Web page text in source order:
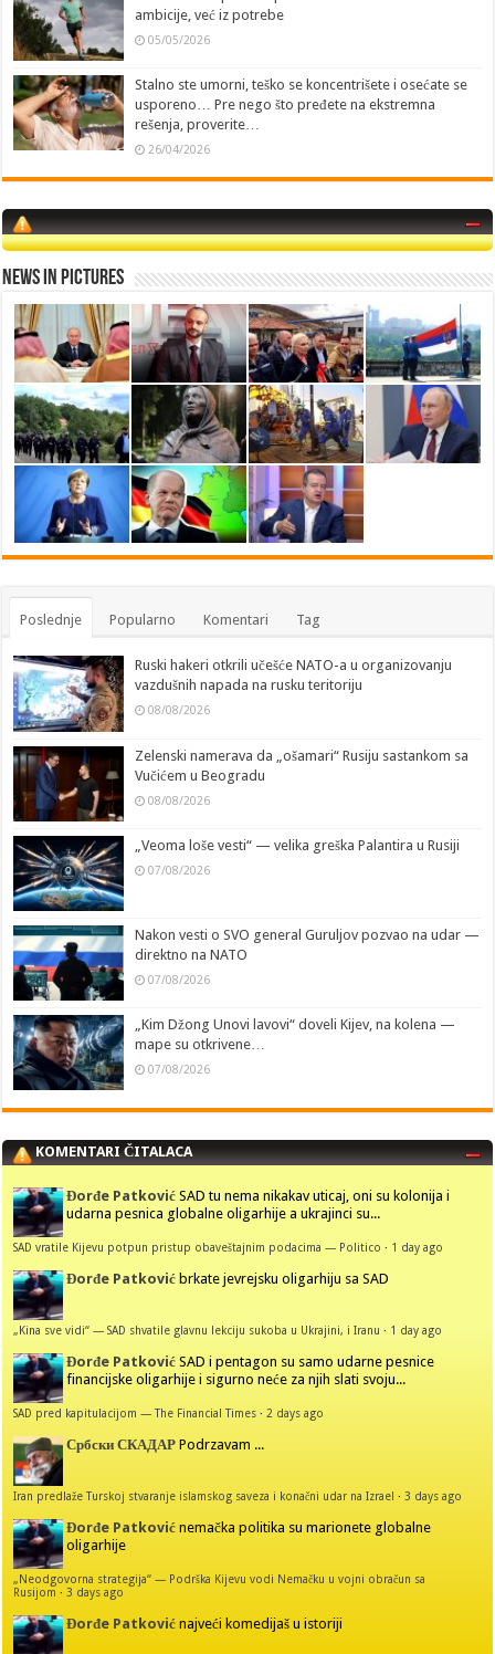
ambicije, već iz potrebe
05/05/2026
Stalno ste umorni, teško se koncentrišete i osećate se
usporeno… Pre nego što pređete na ekstremna
rešenja, proverite…
26/04/2026
News in Pictures
Poslednje Popularno Komentari Tag
Ruski hakeri otkrili učešće NATO-a u organizovanju
vazdušnih napada na rusku teritoriju
08/08/2026
Zelenski namerava da „ošamari“ Rusiju sastankom sa
Vučićem u Beogradu
08/08/2026
„Veoma loše vesti“ — velika greška Palantira u Rusiji
07/08/2026
Nakon vesti o SVO general Guruljov pozvao na udar —
direktno na NATO
07/08/2026
„Kim Džong Unovi lavovi“ doveli Kijev, na kolena —
mape su otkrivene…
07/08/2026
KOMENTARI ČITALACA
Đorđe Patković SAD tu nema nikakav uticaj, oni su kolonija i
udarna pesnica globalne oligarhije a ukrajinci su...
SAD vratile Kijevu potpun pristup obaveštajnim podacima — Politico · 1 day ago
Đorđe Patković brkate jevrejsku oligarhiju sa SAD
„Kina sve vidi“ — SAD shvatile glavnu lekciju sukoba u Ukrajini, i Iranu · 1 day ago
Đorđe Patković SAD i pentagon su samo udarne pesnice
financijske oligarhije i sigurno neće za njih slati svoju...
SAD pred kapitulacijom — The Financial Times · 2 days ago
Србски СКАДАР Podrzavam ...
Iran predlaže Turskoj stvaranje islamskog saveza i konačni udar na Izrael ·3 days ago
Đorđe Patković nemačka politika su marionete globalne
oligarhije
„Neodgovorna strategija“ — Podrška Kijevu vodi Nemačku u vojni obračun sa
Rusijom ·3 days ago
Đorđe Patković najveći komedijaš u istoriji